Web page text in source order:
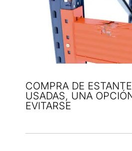
COMPRA DE
USADAS, UNA
EVITARSE